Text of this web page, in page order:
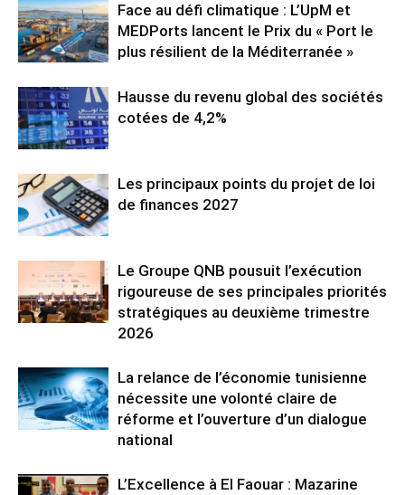
Face au défi climatique : L’UpM et
MEDPorts lancent le Prix du « Port le
plus résilient de la Méditerranée »
Hausse du revenu global des sociétés
cotées de 4,2%
Les principaux points du projet de loi
de finances 2027
Le Groupe QNB pousuit l’exécution
rigoureuse de ses principales priorités
stratégiques au deuxième trimestre
2026
La relance de l’économie tunisienne
nécessite une volonté claire de
réforme et l’ouverture d’un dialogue
national
L’Excellence à El Faouar : Mazarine